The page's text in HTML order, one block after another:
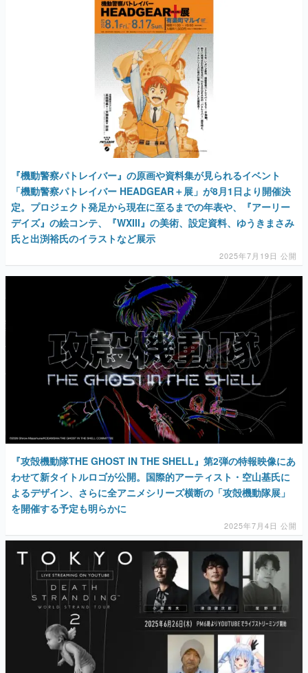
『機動警察パトレイバー』の原画や資料集が見られるイベント
「機動警察パトレイバー HEADGEAR＋展」が8月1日より開催決
定。プロジェクト発足から現在に至るまでの年表や、『アーリー
デイズ』の絵コンテ、『WXIII』の美術、設定資料、ゆうきまさみ
氏と出渕裕氏のイラストなど展示
2025年7月19日 公開
『攻殻機動隊THE GHOST IN THE SHELL』第2弾の特報映像にあ
わせて新タイトルロゴが公開。国際的アーティスト・空山基氏に
よるデザイン、さらに全アニメシリーズ横断の「攻殻機動隊展」
を開催する予定も明らかに
2025年7月4日 公開